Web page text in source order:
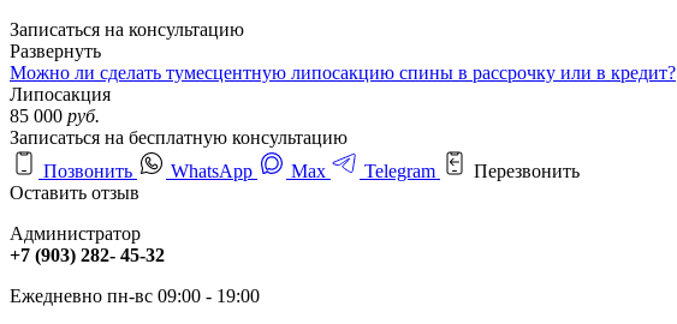
Записаться на консультацию
Развернуть
Можно ли сделать тумесцентную липосакцию спины в рассрочку или в кредит?
Липосакция
85 000 руб.
Записаться на бесплатную консультацию
Позвонить
WhatsApp Max Telegram
Перезвонить
Оставить отзыв
Администратор
+7 (903) 282- 45-32
Ежедневно пн-вс 09:00 - 19:00